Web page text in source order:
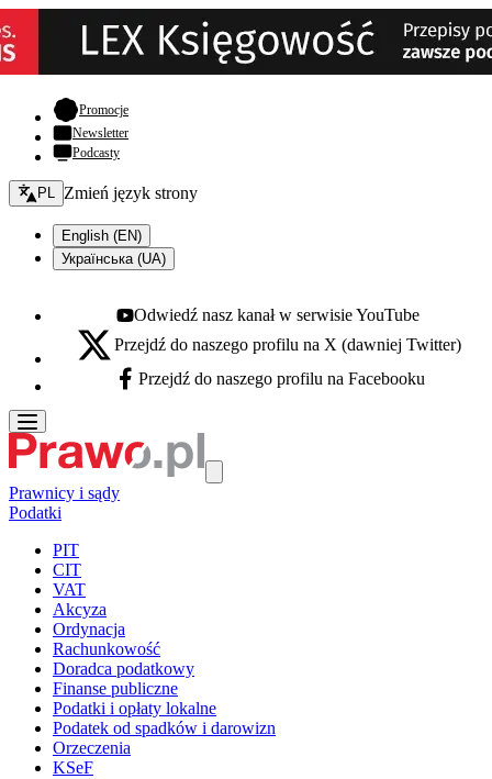
Promocje- otwiera się w nowej karcie
Newsletter
Podcasty
Zmień język - bieżący:
PL Zmień język strony
English (EN)
Українська (UA)
Youtube - otwiera się w nowej karcie
Odwiedź nasz kanał w serwisie YouTube
X - otwiera się w nowej karcie
Przejdź do naszego profilu na X (dawniej Twitter)
Facebook - otwiera się w nowej karcie
Przejdź do naszego profilu na Facebooku
Prawnicy i sądy
Podatki
PIT
CIT
VAT
Akcyza
Ordynacja
Rachunkowość
Doradca podatkowy
Finanse publiczne
Podatki i opłaty lokalne
Podatek od spadków i darowizn
Orzeczenia
KSeF